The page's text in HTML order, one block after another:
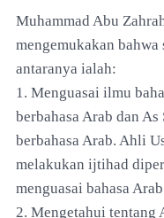
Muhammad Abu
mengemukakan
antaranya ialah:
1. Menguasai ilmu
berbahasa Arab dan
berbahasa Arab. Ahli
melakukan ijtihad
menguasai bahasa
2. Mengetahui tentang